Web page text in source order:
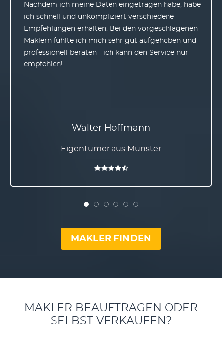
Nachdem ich meine Daten eingetragen habe, habe
ich schnell und unkompliziert verschiedene
Empfehlungen erhalten. Bei den vorgeschlagenen
Maklern fühlte ich mich sehr gut aufgehoben und
professionell beraten - ich kann den Service nur
empfehlen!
Walter Hoffmann
Eigentümer aus Münster
MAKLER FINDEN
MAKLER BEAUFTRAGEN ODER
SELBST VERKAUFEN?